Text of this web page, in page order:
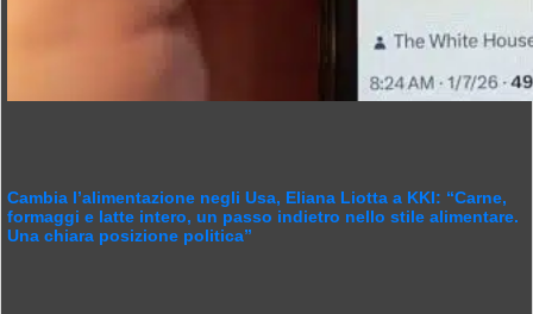
Cambia l’alimentazione negli Usa, Eliana Liotta a KKI: “Carne,
formaggi e latte intero, un passo indietro nello stile alimentare.
Una chiara posizione politica”